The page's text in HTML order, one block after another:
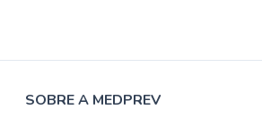
SOBRE A MEDPREV